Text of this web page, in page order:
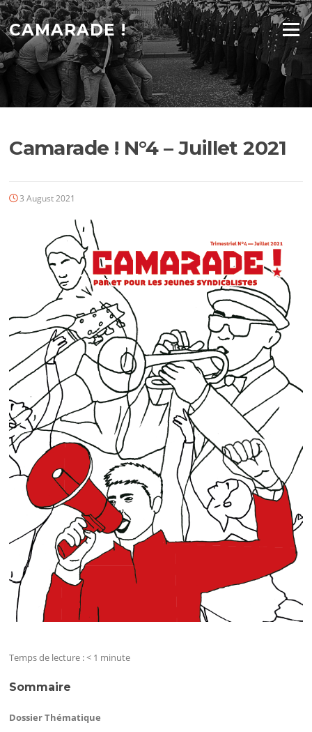
Skip
to
content
CAMARADE ! Menu
Camarade ! N°4 – Juillet 2021
3 August 2021
Temps de lecture :< 1 minute
Sommaire
Dossier Thématique